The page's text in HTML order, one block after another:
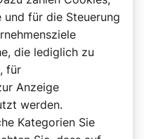
ist, wird sie die
nicht nur
führen. Christa
Erfahrung aus ihrer
und ROMEA
„WELTANSCHAUEN“
mit dem den
zugleich nachhaltiges,
für die Steuerung
die lediglich zu
für
Anzeige
werden.
Kategorien Sie